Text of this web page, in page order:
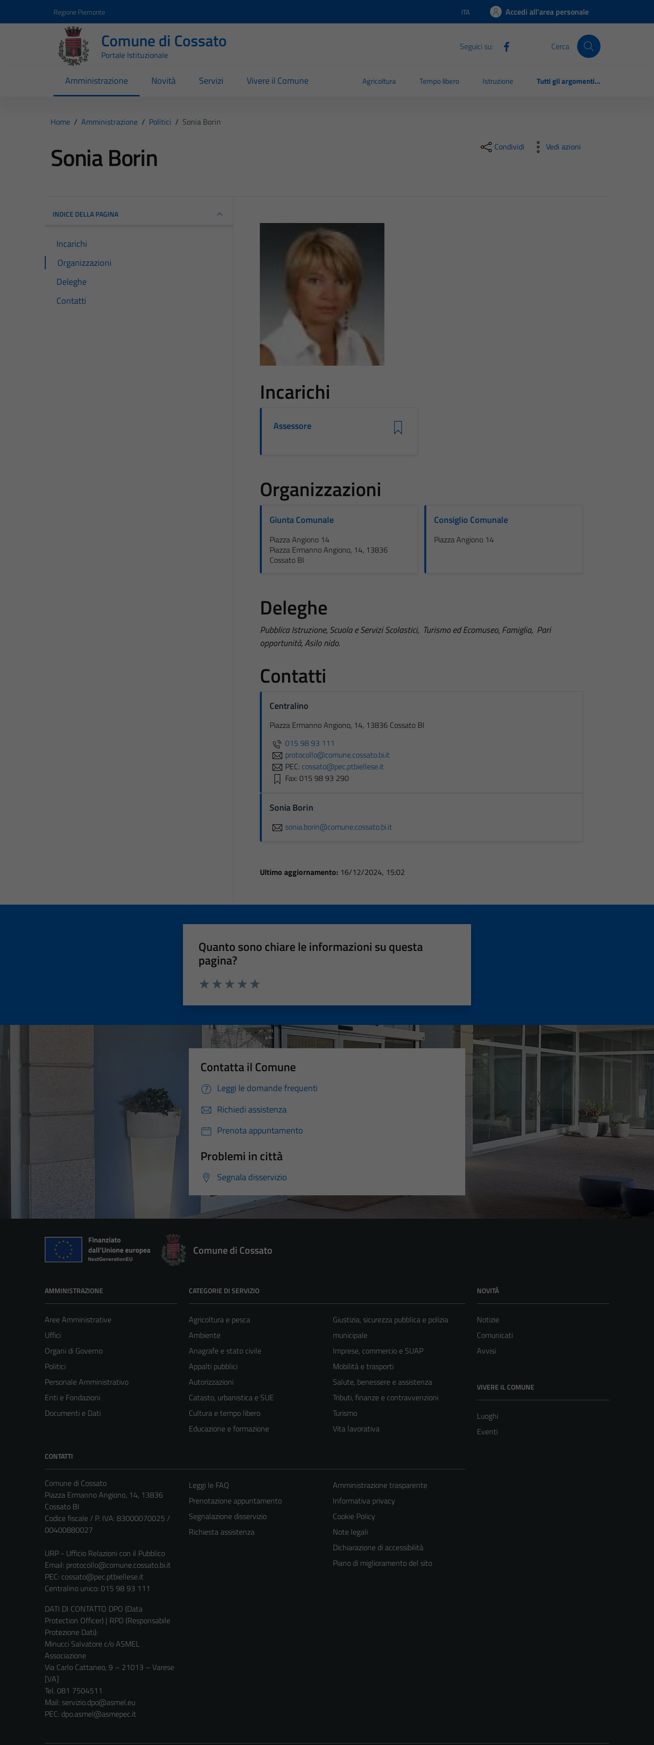
Regione Piemonte Lingua attiva:
ITA Accedi all'area personale
Comune di Cossato
Portale Istituzionale
Seguici su: Cerca
Amministrazione Novità Servizi Vivere il Comune Agricoltura Tempo libero Istruzione Tutti gli argomenti...
Home / Amministrazione / Politici / Sonia Borin
Sonia Borin Condividi Vedi azioni
INDICE DELLA PAGINA
Incarichi
Organizzazioni
Deleghe
Contatti
Incarichi
Assessore
Organizzazioni
Giunta Comunale
Piazza Angiono 14
Piazza Ermanno Angiono, 14, 13836
Cossato BI
Consiglio Comunale
Piazza Angiono 14
Deleghe
Pubblica Istruzione, Scuola e Servizi Scolastici, Turismo ed Ecomuseo, Famiglia, Pari
opportunità, Asilo nido.
Contatti
Centralino
Piazza Ermanno Angiono, 14, 13836 Cossato BI
015 98 93 111
protocollo@comune.cossato.bi.it
PEC: cossato@pec.ptbiellese.it
Fax: 015 98 93 290
Sonia Borin
sonia.borin@comune.cossato.bi.it
Ultimo aggiornamento: 16/12/2024, 15:02
Quanto sono chiare le informazioni su questa
pagina?
Contatta il Comune
Leggi le domande frequenti
Richiedi assistenza
Prenota appuntamento
Problemi in città
Segnala disservizio
Comune di Cossato
AMMINISTRAZIONE
Aree Amministrative
Uffici
Organi di Governo
Politici
Personale Amministrativo
Enti e Fondazioni
Documenti e Dati
CATEGORIE DI SERVIZIO
Agricoltura e pesca
Ambiente
Anagrafe e stato civile
Appalti pubblici
Autorizzazioni
Catasto, urbanistica e SUE
Cultura e tempo libero
Educazione e formazione
Giustizia, sicurezza pubblica e polizia
municipale
Imprese, commercio e SUAP
Mobilità e trasporti
Salute, benessere e assistenza
Tributi, finanze e contravvenzioni
Turismo
Vita lavorativa
NOVITÀ
Notizie
Comunicati
Avvisi
VIVERE IL COMUNE
Luoghi
Eventi
CONTATTI
Comune di Cossato
Piazza Ermanno Angiono, 14, 13836
Cossato BI
Codice fiscale / P. IVA: 83000070025 /
00400880027
URP - Ufficio Relazioni con il Pubblico
Email: protocollo@comune.cossato.bi.it
PEC: cossato@pec.ptbiellese.it
Centralino unico: 015 98 93 111
DATI DI CONTATTO DPO (Data
Protection Officer) | RPD (Responsabile
Protezione Dati):
Minucci Salvatore c/o ASMEL
Associazione
Via Carlo Cattaneo, 9 – 21013 – Varese
[VA]
Tel. 081 7504511
Mail: servizio.dpo@asmel.eu
PEC: dpo.asmel@asmepec.it
Leggi le FAQ
Prenotazione appuntamento
Segnalazione disservizio
Richiesta assistenza
Amministrazione trasparente
Informativa privacy
Cookie Policy
Note legali
Dichiarazione di accessibilità
Piano di miglioramento del sito
possono